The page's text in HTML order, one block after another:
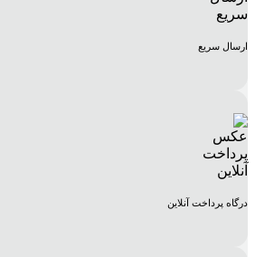
ارسال سریع
درگاه پرداخت آنلاین